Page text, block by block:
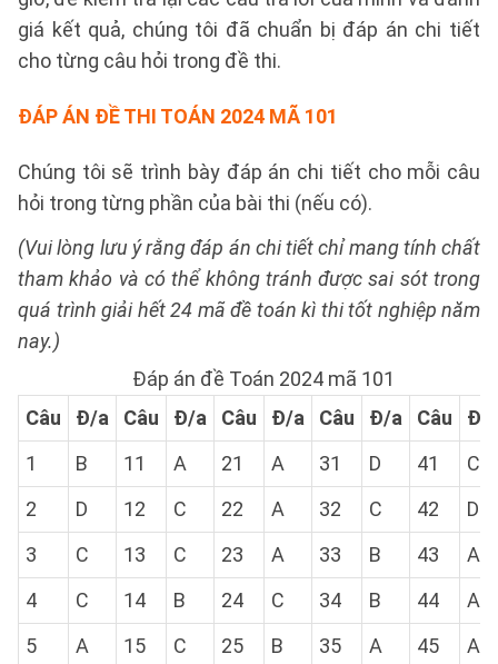
giá kết quả, chúng tôi đã chuẩn bị đáp án chi tiết
cho từng câu hỏi trong đề thi.
ĐÁP ÁN ĐỀ THI TOÁN 2024 MÃ 101
Chúng tôi sẽ trình bày đáp án chi tiết cho mỗi câu
hỏi trong từng phần của bài thi (nếu có).
(Vui lòng lưu ý rằng đáp án chi tiết chỉ mang tính chất
tham khảo và có thể không tránh được sai sót trong
quá trình giải hết 24 mã đề toán kì thi tốt nghiệp năm
nay.)
Đáp án đề Toán 2024 mã 101
Câu
Đ/a Câu Đ/a Câu Đ/a Câu Đ/a Câu
Đ/
1
B 11 A 21 A 31 D 41
C
2
D 12 C 22 A 32 C 42
D
3
C 13 C 23 A 33 B 43
A
4
C 14 B 24 C 34 B 44
A
5
A 15 C 25 B 35 A 45
A